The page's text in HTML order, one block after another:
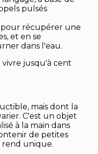
pulsés
pour récupérer une
et en se
dans l'eau.
vivre jusqu'à cent
mais dont la
C'est un objet
à la main dans
de petites
rend unique.